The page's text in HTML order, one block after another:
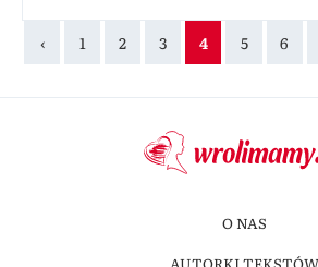
‹ 1 2 3 4 5 6
O NAS
AUTORKI TEKSTÓW